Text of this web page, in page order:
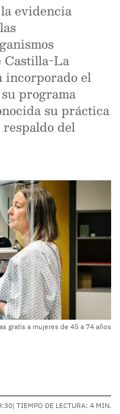
evidencia
Castilla-La
el
programa
su práctica
del
gratis a mujeres de 45 a 74 años
| TIEMPO DE LECTURA: 4 MIN.